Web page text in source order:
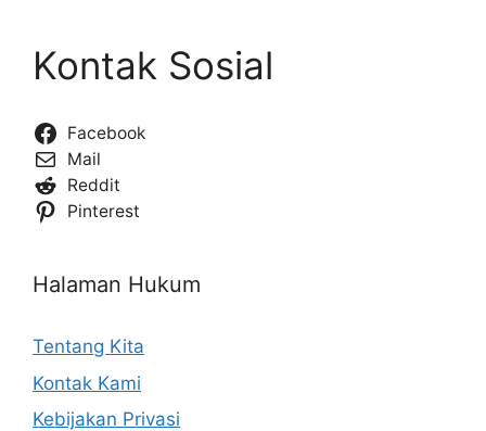
Kontak Sosial
Facebook
Mail
Reddit
Pinterest
Halaman Hukum
Tentang Kita
Kontak Kami
Kebijakan Privasi